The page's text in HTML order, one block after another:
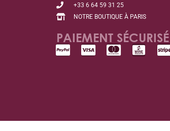
+33 6 64 59 31 25
NOTRE BOUTIQUE À PARIS
PAIEMENT SÉCURISÉ